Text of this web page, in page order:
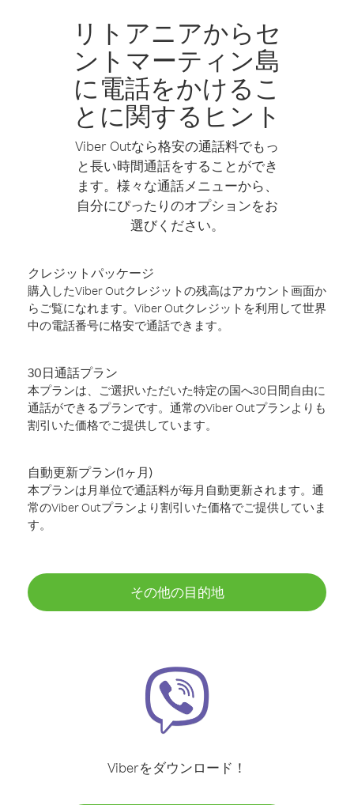
リトアニアからセ
ントマーティン島
に電話をかけるこ
とに関するヒント
Viber Outなら格安の通話料でもっ
と長い時間通話をすることができ
ます。様々な通話メニューから、
自分にぴったりのオプションをお
選びください。
クレジットパッケージ
購入したViber Outクレジットの残高はアカウント画面か
らご覧になれます。Viber Outクレジットを利用して世界
中の電話番号に格安で通話できます。
30日通話プラン
本プランは、ご選択いただいた特定の国へ30日間自由に
通話ができるプランです。通常のViber Outプランよりも
割引いた価格でご提供しています。
自動更新プラン(1ヶ月)
本プランは月単位で通話料が毎月自動更新されます。通
常のViber Outプランより割引いた価格でご提供していま
す。
その他の目的地
Viberをダウンロード！